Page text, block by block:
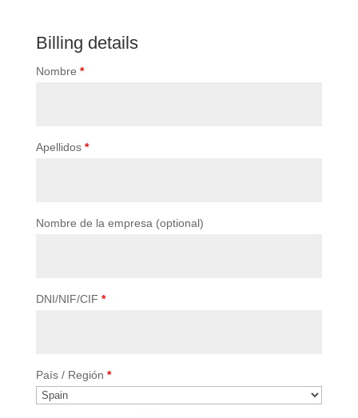
Billing details
Nombre *
Apellidos *
Nombre de la empresa (optional)
DNI/NIF/CIF *
País / Región *